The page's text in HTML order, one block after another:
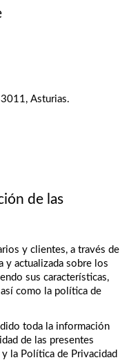
Asturias.
de las
y clientes, a través de
y actualizada sobre los
sus características,
como la política de
toda la información
de las presentes
la Política de Privacidad